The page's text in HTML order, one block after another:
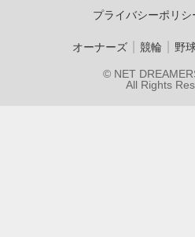
プライバシーポリシ
オーナーズ｜ 競輪 野
© NET
All Rights